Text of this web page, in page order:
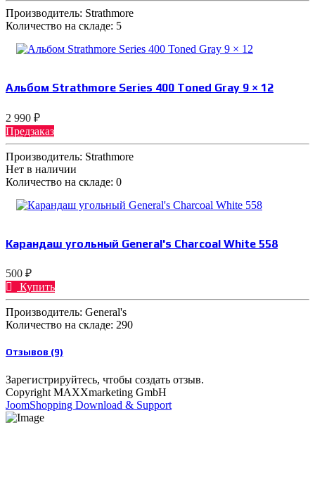
Производитель: Strathmore
Количество на складе: 5
Альбом Strathmore Series 400 Toned Gray 9 × 12
2 990 ₽
Предзаказ
Производитель: Strathmore
Нет в наличии
Количество на складе: 0
Карандаш угольный General's Charcoal White 558
500 ₽
Купить
Производитель: General's
Количество на складе: 290
Отзывов (9)
Зарегистрируйтесь, чтобы создать отзыв.
Copyright MAXXmarketing GmbH
JoomShopping Download & Support